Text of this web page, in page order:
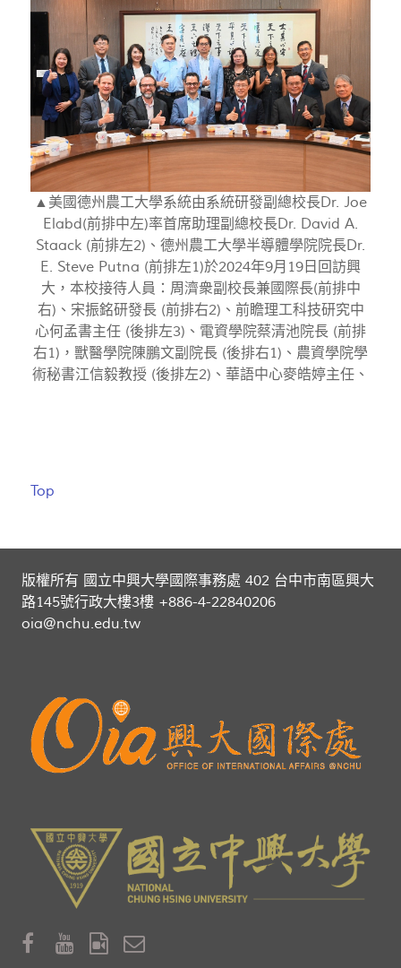
▲美國德州農工大學系統由系統研發副總校長Dr. Joe
Elabd(前排中左)率首席助理副總校長Dr. David A.
Staack (前排左2)、德州農工大學半導體學院院長Dr.
E. Steve Putna (前排左1)於2024年9月19日回訪興
大，本校接待人員：周濟衆副校長兼國際長(前排中
右)、宋振銘研發長 (前排右2)、前瞻理工科技研究中
心何孟書主任 (後排左3)、電資學院蔡清池院長 (前排
右1)，獸醫學院陳鵬文副院長 (後排右1)、農資學院學
術秘書江信毅教授 (後排左2)、華語中心麥皓婷主任、
Top
版權所有 國立中興大學國際事務處 402 台中市南區興大
路145號行政大樓3樓 +886-4-22840206
oia@nchu.edu.tw